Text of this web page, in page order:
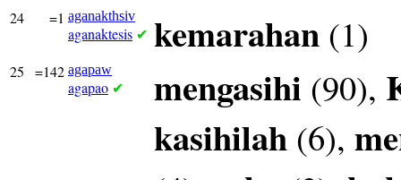
24 =1 aganakthsiv
aganaktesis ✔ kemarahan (1)
25 =142 agapaw
agapao ✔ mengasihi (90),
kasihilah (6),